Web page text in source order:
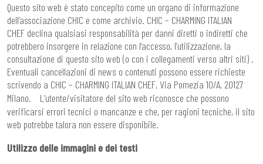
Questo sito web è stato concepito come un organo di informazione
dell’associazione CHIC e come archivio. CHIC – CHARMING ITALIAN
CHEF declina qualsiasi responsabilità per danni diretti o indiretti che
potrebbero insorgere in relazione con l’accesso, l’utilizzazione, la
consultazione di questo sito web (o con i collegamenti verso altri siti) .
Eventuali cancellazioni di news o contenuti possono essere richieste
scrivendo a CHIC – CHARMING ITALIAN CHEF, Via Pomezia 10/A, 20127
Milano. L’utente/visitatore del sito web riconosce che possono
verificarsi errori tecnici o mancanze e che, per ragioni tecniche, il sito
web potrebbe talora non essere disponibile.
Utilizzo delle immagini e dei testi